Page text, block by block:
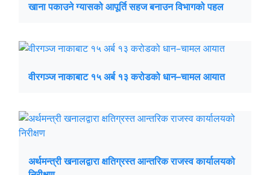
खाना पकाउने ग्यासको आपूर्ति सहज बनाउन विभागको पहल
वीरगञ्ज नाकाबाट १५ अर्ब १३ करोडको धान–चामल आयात
अर्थमन्त्री खनालद्वारा क्षतिग्रस्त आन्तरिक राजस्व कार्यालयको